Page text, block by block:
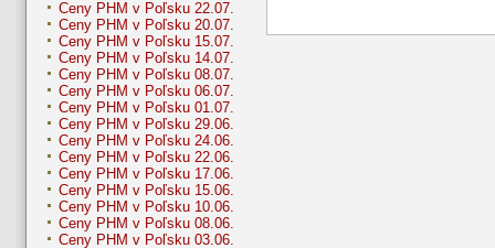
Ceny PHM v Poľsku 22.07.
Ceny PHM v Poľsku 20.07.
Ceny PHM v Poľsku 15.07.
Ceny PHM v Poľsku 14.07.
Ceny PHM v Poľsku 08.07.
Ceny PHM v Poľsku 06.07.
Ceny PHM v Poľsku 01.07.
Ceny PHM v Poľsku 29.06.
Ceny PHM v Poľsku 24.06.
Ceny PHM v Poľsku 22.06.
Ceny PHM v Poľsku 17.06.
Ceny PHM v Poľsku 15.06.
Ceny PHM v Poľsku 10.06.
Ceny PHM v Poľsku 08.06.
Ceny PHM v Poľsku 03.06.